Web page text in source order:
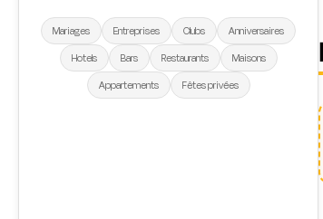
Mariages Entreprises Clubs
Anniversaires
Hotels
Bars Restaurants
Maisons
Appartements
Fêtes privées